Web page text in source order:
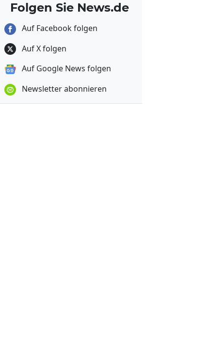
Folgen Sie News.de
Auf Facebook folgen
Auf X folgen
Auf Google News folgen
Newsletter abonnieren